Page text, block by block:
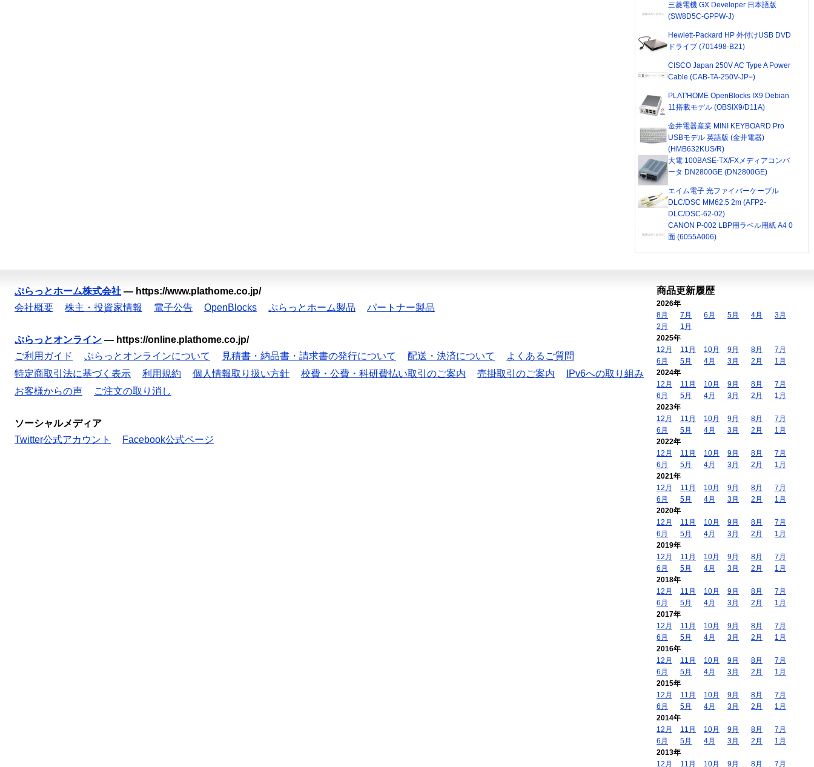
三菱電機 GX Developer 日本語版
(SW8D5C-GPPW-J)
Hewlett-Packard HP 外付けUSB DVD
ドライブ (701498-B21)
CISCO Japan 250V AC Type A Power
Cable (CAB-TA-250V-JP=)
PLAT'HOME OpenBlocks IX9 Debian
11搭載モデル (OBSIX9/D11A)
金井電器産業 MINI KEYBOARD Pro
USBモデル 英語版 (金井電器)
(HMB632KUS/R)
大電 100BASE-TX/FXメディアコンバ
ータ DN2800GE (DN2800GE)
エイム電子 光ファイバーケーブル
DLC/DSC MM62.5 2m (AFP2-
DLC/DSC-62-02)
CANON P-002 LBP用ラベル用紙 A4 0
面 (6055A006)
ぷらっとホーム株式会社 — https://www.plathome.co.jp/
会社概要
株主・投資家情報 電子公告 OpenBlocks ぷらっとホーム製品 パートナー製品
ぷらっとオンライン — https://online.plathome.co.jp/
ご利用ガイド
ぷらっとオンラインについて 見積書・納品書・請求書の発行について 配送・決済について
よくあるご質問
特定商取引法に基づく表示
利用規約 個人情報取り扱い方針 校費・公費・科研費払い取引のご案内 売掛取引のご案内
IPv6への取り組み
お客様からの声
ご注文の取り消し
ソーシャルメディア
Twitter公式アカウント
Facebook公式ページ
商品更新履歴
2026年
8月
7月 6月 5月 4月
3月
2月
1月
2025年
12月
11月 10月 9月 8月
7月
6月
5月 4月 3月 2月
1月
2024年
12月
11月 10月 9月 8月
7月
6月
5月 4月 3月 2月
1月
2023年
12月
11月 10月 9月 8月
7月
6月
5月 4月 3月 2月
1月
2022年
12月
11月 10月 9月 8月
7月
6月
5月 4月 3月 2月
1月
2021年
12月
11月 10月 9月 8月
7月
6月
5月 4月 3月 2月
1月
2020年
12月
11月 10月 9月 8月
7月
6月
5月 4月 3月 2月
1月
2019年
12月
11月 10月 9月 8月
7月
6月
5月 4月 3月 2月
1月
2018年
12月
11月 10月 9月 8月
7月
6月
5月 4月 3月 2月
1月
2017年
12月
11月 10月 9月 8月
7月
6月
5月 4月 3月 2月
1月
2016年
12月
11月 10月 9月 8月
7月
6月
5月 4月 3月 2月
1月
2015年
12月
11月 10月 9月 8月
7月
6月
5月 4月 3月 2月
1月
2014年
12月
11月 10月 9月 8月
7月
6月
5月 4月 3月 2月
1月
2013年
12月
11月 10月 9月 8月 7月